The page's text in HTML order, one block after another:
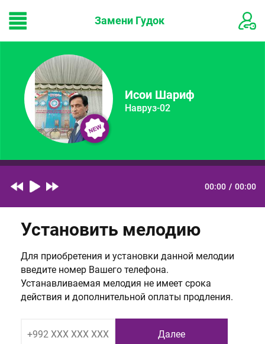
Замени Гудок
Исои Шариф
Навруз-02
Установить мелодию
Для приобретения и установки данной мелодии
введите номер Вашего телефона.
Устанавливаемая мелодия не имеет срока
действия и дополнительной оплаты продления.
00:00 / 00:00